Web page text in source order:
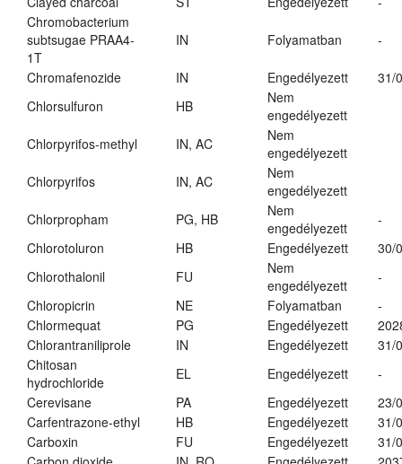
Chromobacterium
subtsugae PRAA4-
1T
IN Folyamatban -
Chromafenozide IN Engedélyezett
31/
Chlorsulfuron
HB
Nem
engedélyezett
Chlorpyrifos-methyl
IN, AC
Nem
engedélyezett
Chlorpyrifos
IN, AC
Nem
engedélyezett
Chlorpropham
PG, HB
Nem
engedélyezett
-
Chlorotoluron
HB Engedélyezett
30/
Chlorothalonil
FU
Nem
engedélyezett
-
Chloropicrin
NE Folyamatban
-
Chlormequat
PG Engedélyezett
Chlorantraniliprole
IN Engedélyezett
31/
Chitosan
hydrochloride
EL Engedélyezett
-
Cerevisane
PA Engedélyezett
23/
Carfentrazone-ethyl
HB Engedélyezett
31/
Carboxin
FU Engedélyezett
31/